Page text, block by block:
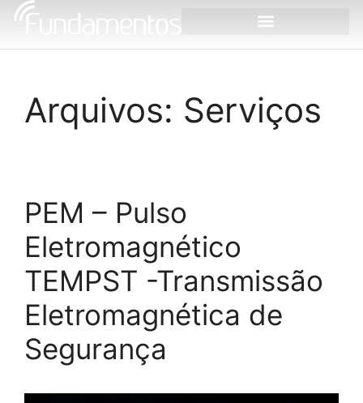
Arquivos: Serviços
PEM – Pulso
Eletromagnético
TEMPST -Transmissão
Eletromagnética de
Segurança